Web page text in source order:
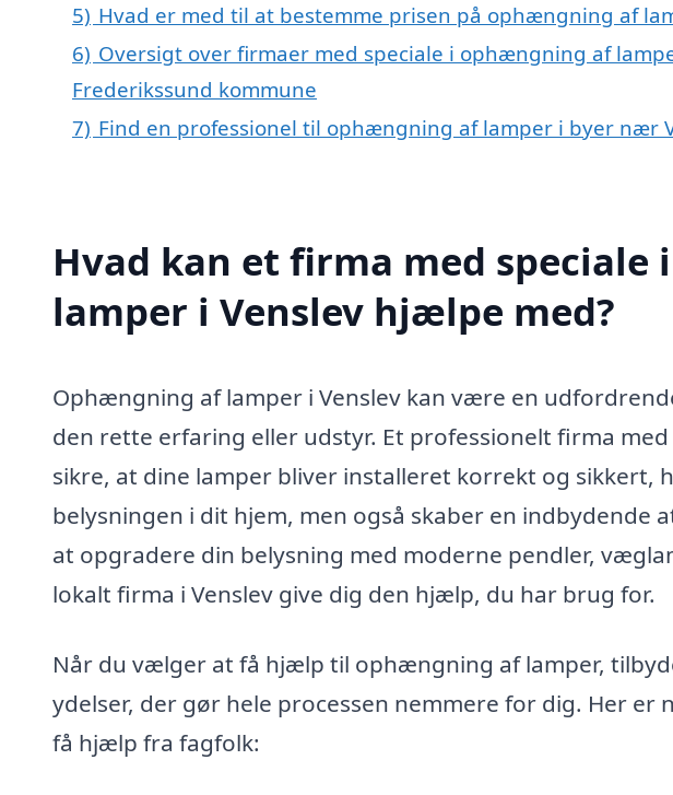
5) Hvad er med til at bestemme prisen på ophængning af
6) Oversigt over firmaer med speciale i ophængning af
Frederikssund kommune
7) Find en professionel til ophængning af lamper i byer nær
Hvad kan et firma med
lamper i Venslev hjælpe med?
Ophængning af lamper i Venslev kan være en
den rette erfaring eller udstyr. Et professionelt firma
sikre, at dine lamper bliver installeret korrekt og sikkert,
belysningen i dit hjem, men også skaber en indbydende
at opgradere din belysning med moderne pendler,
lokalt firma i Venslev give dig den hjælp, du har brug for.
Når du vælger at få hjælp til ophængning af lamper,
ydelser, der gør hele processen nemmere for dig. Her er
få hjælp fra fagfolk: